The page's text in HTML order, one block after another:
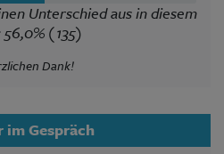
Unterschied aus in diesem
(135)
Dank!
im Gespräch